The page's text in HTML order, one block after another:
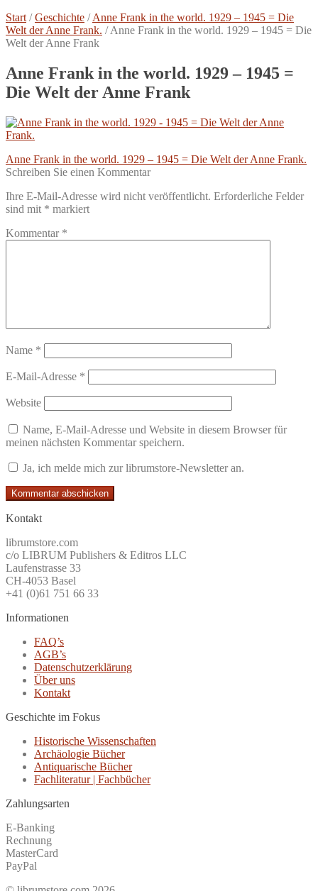
Start /Geschichte /Anne Frank in the world. 1929 – 1945 = Die
Welt der Anne Frank. /Anne Frank in the world. 1929 – 1945 = Die
Welt der Anne Frank
Anne Frank in the world. 1929 – 1945 =
Die Welt der Anne Frank
Beitragsnavigation
Vorheriger
Beitrag:
Anne Frank in the world. 1929 – 1945 = Die Welt der Anne Frank.
Schreiben Sie einen Kommentar
Ihre E-Mail-Adresse wird nicht veröffentlicht. Erforderliche Felder
sind mit * markiert
Kommentar *
Name *
E-Mail-Adresse *
Website
Name, E-Mail-Adresse und Website in diesem Browser für
meinen nächsten Kommentar speichern.
Ja, ich melde mich zur librumstore-Newsletter an.
Kontakt
librumstore.com
c/o LIBRUM Publishers & Editros LLC
Laufenstrasse 33
CH-4053 Basel
+41 (0)61 751 66 33
Informationen
FAQ’s
AGB’s
Datenschutzerklärung
Über uns
Kontakt
Geschichte im Fokus
Historische Wissenschaften
Archäologie Bücher
Antiquarische Bücher
Fachliteratur | Fachbücher
Zahlungsarten
E-Banking
Rechnung
MasterCard
PayPal